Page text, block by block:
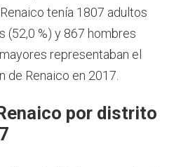
tenía 1807 adultos
(52,0 %) y 867 hombres
representaban el
de Renaico en 2017.
por distrito